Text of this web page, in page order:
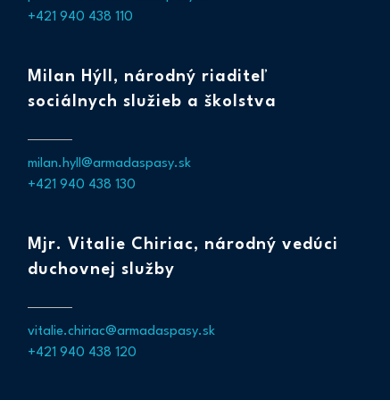
+421 940 438 110
Milan Hýll, národný riaditeľ
sociálnych služieb a školstva
milan.hyll@armadaspasy.sk
+421 940 438 130
Mjr. Vitalie Chiriac, národný vedúci
duchovnej služby
vitalie.chiriac@armadaspasy.sk
+421 940 438 120